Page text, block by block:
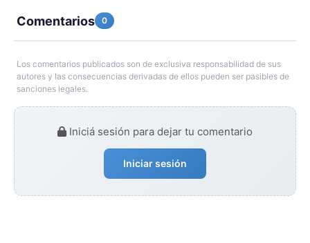
Comentarios 0
Los comentarios publicados son de exclusiva responsabilidad de sus
autores y las consecuencias derivadas de ellos pueden ser pasibles de
sanciones legales.
Iniciá sesión para dejar tu comentario
Iniciar sesión